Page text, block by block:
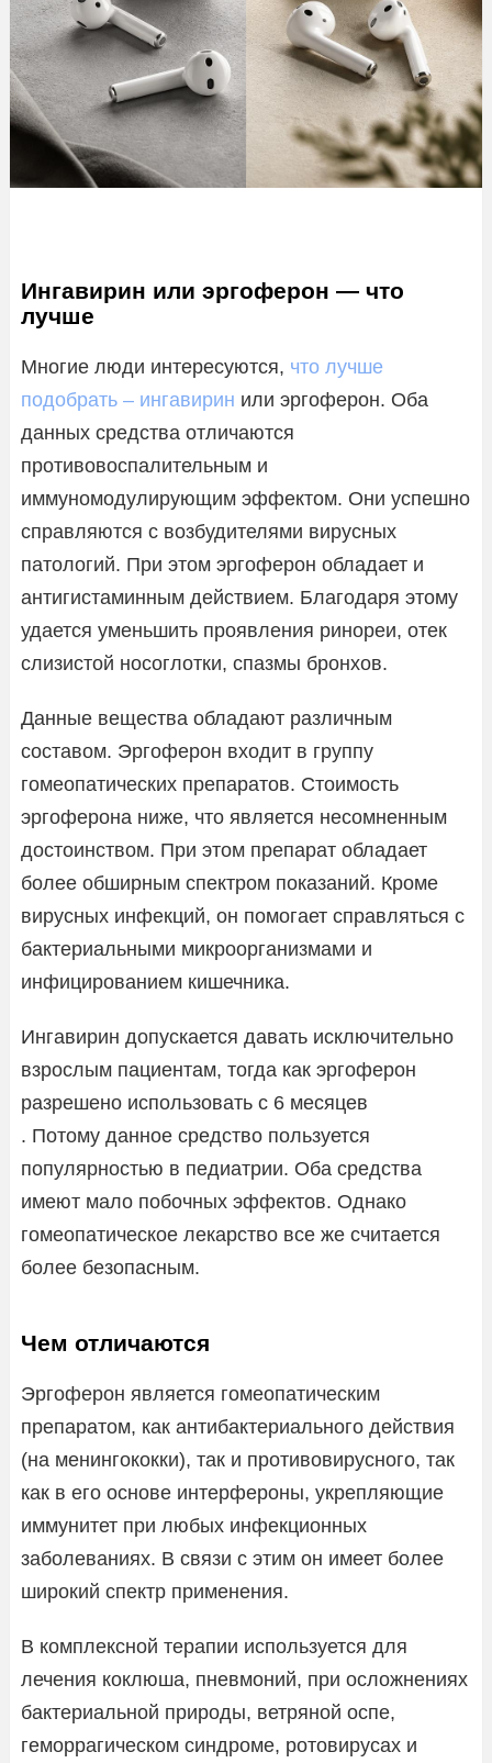
Ингавирин или эргоферон — что
лучше
Многие люди интересуются, что лучше
подобрать – ингавирин или эргоферон. Оба
данных средства отличаются
противовоспалительным и
иммуномодулирующим эффектом. Они успешно
справляются с возбудителями вирусных
патологий. При этом эргоферон обладает и
антигистаминным действием. Благодаря этому
удается уменьшить проявления ринореи, отек
слизистой носоглотки, спазмы бронхов.
Данные вещества обладают различным
составом. Эргоферон входит в группу
гомеопатических препаратов. Стоимость
эргоферона ниже, что является несомненным
достоинством. При этом препарат обладает
более обширным спектром показаний. Кроме
вирусных инфекций, он помогает справляться с
бактериальными микроорганизмами и
инфицированием кишечника.
Ингавирин допускается давать исключительно
взрослым пациентам, тогда как эргоферон
разрешено использовать с 6 месяцев
. Потому данное средство пользуется
популярностью в педиатрии. Оба средства
имеют мало побочных эффектов. Однако
гомеопатическое лекарство все же считается
более безопасным.
Чем отличаются
Эргоферон является гомеопатическим
препаратом, как антибактериального действия
(на менингококки), так и противовирусного, так
как в его основе интерфероны, укрепляющие
иммунитет при любых инфекционных
заболеваниях. В связи с этим он имеет более
широкий спектр применения.
В комплексной терапии используется для
лечения коклюша, пневмоний, при осложнениях
бактериальной природы, ветряной оспе,
геморрагическом синдроме, ротовирусах и